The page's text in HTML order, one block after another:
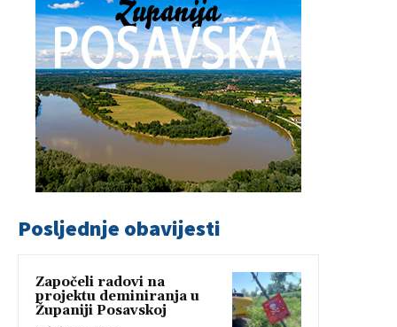
Posljednje obavijesti
Započeli radovi na
projektu deminiranja u
Županiji Posavskoj